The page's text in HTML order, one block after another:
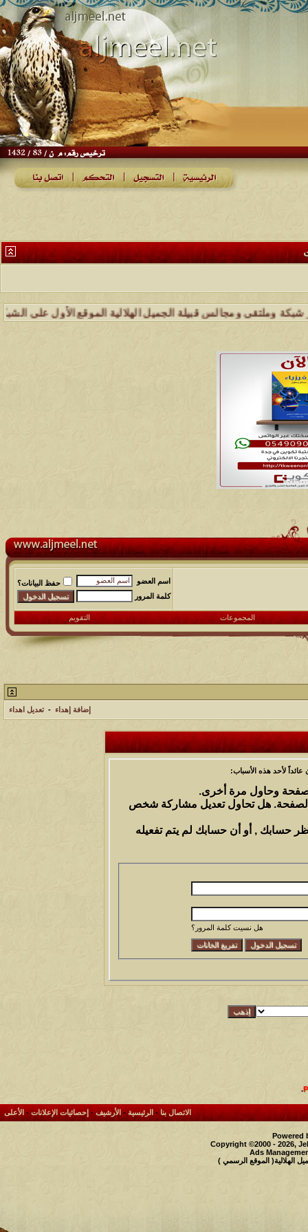
ومجالس قبيلة الجميل الهلالية الموقع الأول على الشبكة
اسم العضو
حفظ البيانات؟
كلمة المرور
المجموعات التقويم
إضافة إهداء - تعديل اهداء
لأحد هذه الأسباب:
وحاول مرة أخرى.
الصفحة. هل تحاول تعديل مشاركة شخص
حسابك , أو أن حسابك لم يتم تفعيله
هل نسيت كلمة المرور؟
.
الاتصال بنا- الرئيسية-الأرشيف- إحصائيات الإعلانات- الأعلى
Powered
Copyright ©2000 - 2026,
Ads
الهلالية( الموقع الرسمي )